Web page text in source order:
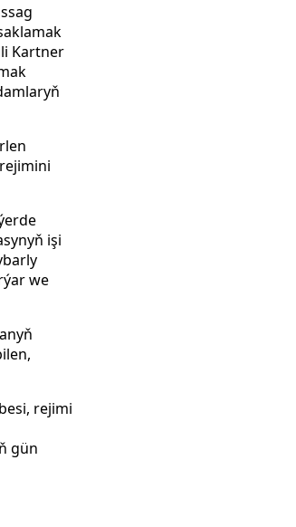
Kartner
işi
we
rejimi
gün